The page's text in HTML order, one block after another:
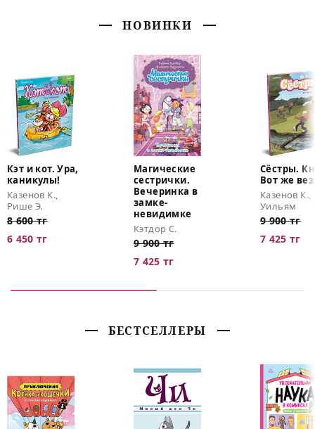
НОВИНКИ
Кэт и кот. Ура,
каникулы!
Казенов К.,
Рише Э.
8 600 тг
6 450 тг
Магические
сестрички.
Вечеринка в
замке-
невидимке
Кэтдор С.
9 900 тг
7 425 тг
Сёстры.
Вот же
Казенов К.,
Уильям
9 900 тг
7 425 тг
БЕСТСЕЛЛЕРЫ